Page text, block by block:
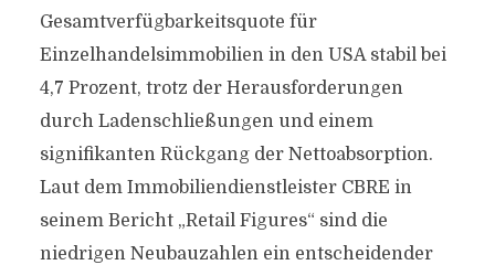
Gesamtverfügbarkeitsquote für
Einzelhandelsimmobilien in den USA stabil bei
4,7 Prozent, trotz der Herausforderungen
durch Ladenschließungen und einem
signifikanten Rückgang der Nettoabsorption.
Laut dem Immobiliendienstleister CBRE in
seinem Bericht „Retail Figures“ sind die
niedrigen Neubauzahlen ein entscheidender